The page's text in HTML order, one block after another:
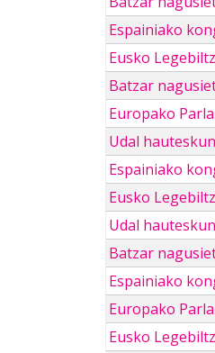
Espainiako
Eusko
Batzar
Europako
Udal
Espainiako
Eusko
Udal
Batzar
Espainiako
Europako
Eusko